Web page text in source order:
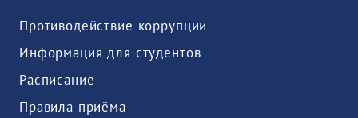
Противодействие коррупции
Информация для студентов
Расписание
Правила приёма